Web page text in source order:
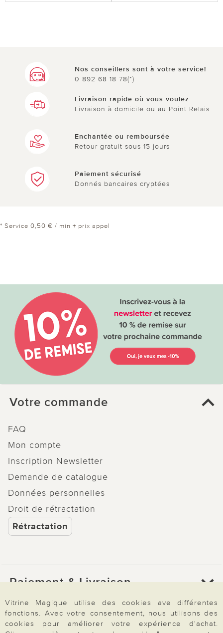
Nos conseillers sont à votre service!
0 892 68 18 78(*)
Livraison rapide où vous voulez
Livraison à domicile ou au Point Relais
Enchantée ou remboursée
Retour gratuit sous 15 jours
Paiement sécurisé
Donnés bancaires cryptées
* Service 0,50 € / min + prix appel
Votre commande
FAQ
Mon compte
Inscription Newsletter
Demande de catalogue
Données personnelles
Droit de rétractation
Rétractation
Paiement & Livraison
À propos de nous
Vitrine Magique utilise des cookies ave différentes
fonctions. Avec votre consentement, nous utilisons des
cookies pour améliorer votre expérience d'achat.